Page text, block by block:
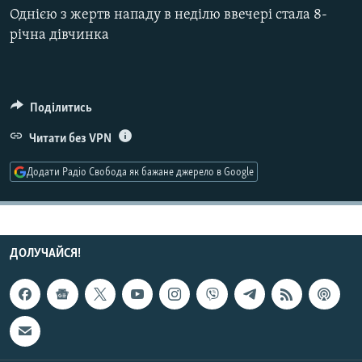
КИТАЙ.ВИКЛИКИ
МУЛЬТИМЕДІА
СПЕЦПРОЄКТИ
ПОДКАСТИ
КРИМ РЕАЛІЇ
КТАТ
ДОЛУЧАЙСЯ!
Однією з жертв нападу в неділю ввечері стала 8-
річна дівчинка
Поділитись
Читати без VPN
Додати Радіо Свобода як бажане джерело в Google
ДОЛУЧАЙСЯ!